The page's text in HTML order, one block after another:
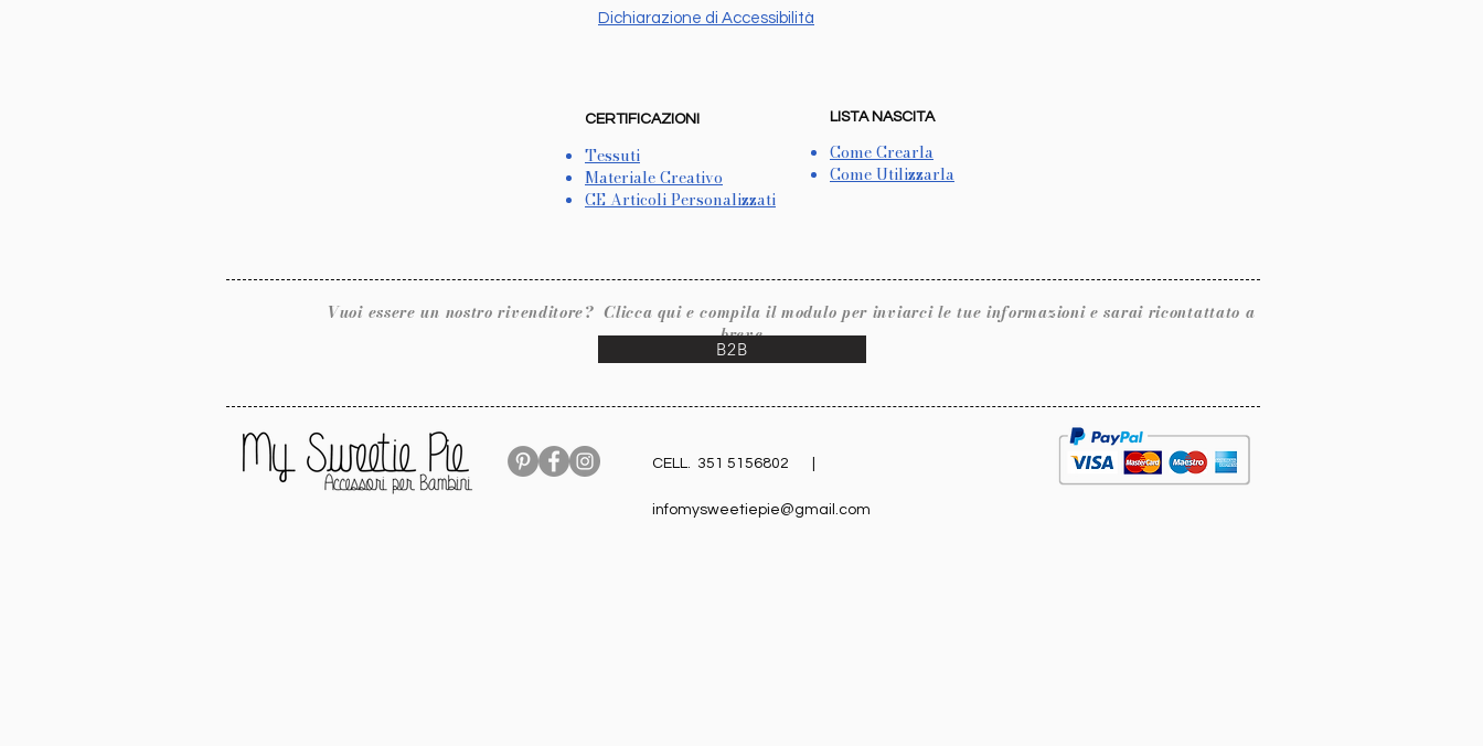
Dichiarazione di Accessibilità
CERTIFICAZIONI
Tessuti
Materiale Creativo
CE Articoli Personalizzati
LISTA NASCITA
Come Crearla
Come Utilizzarla
Vuoi essere un nostro rivenditore? Clicca qui e compila il modulo per inviarci le tue informazioni e sarai ricontattato a
breve.
B2B
CELL. 351 5156802 |
infomysweetiepie@gmail.com